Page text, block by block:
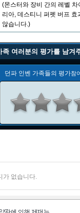
(몬스터와 장비 간의 레벨
리아, 데스티니 퍼펫 버프 효
않습니다.)
여러분의 평가를 남겨
던파 인벤 가족들의 평가참
가 없습니다.